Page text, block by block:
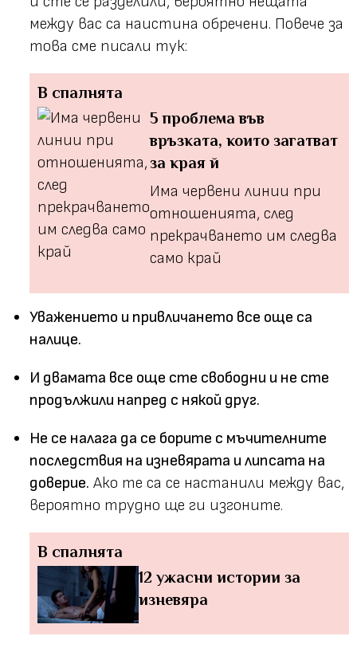
между вас са наистина обречени. Повече за
това сме писали тук:
В спалнята
5 проблема във
връзката, които загатват
за края й
Има червени линии при
отношенията, след
прекрачването им следва
само край
Уважението и привличането все още са
налице.
И двамата все още сте свободни и не сте
продължили напред с някой друг.
Не се налага да се борите с мъчителните
последствия на изневярата и липсата на
доверие. Ако те са се настанили между вас,
вероятно трудно ще ги изгоните.
В спалнята
12 ужасни истории за
изневяра